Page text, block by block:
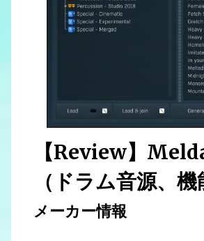
【Review】
（ドラム音源、
メーカー情報